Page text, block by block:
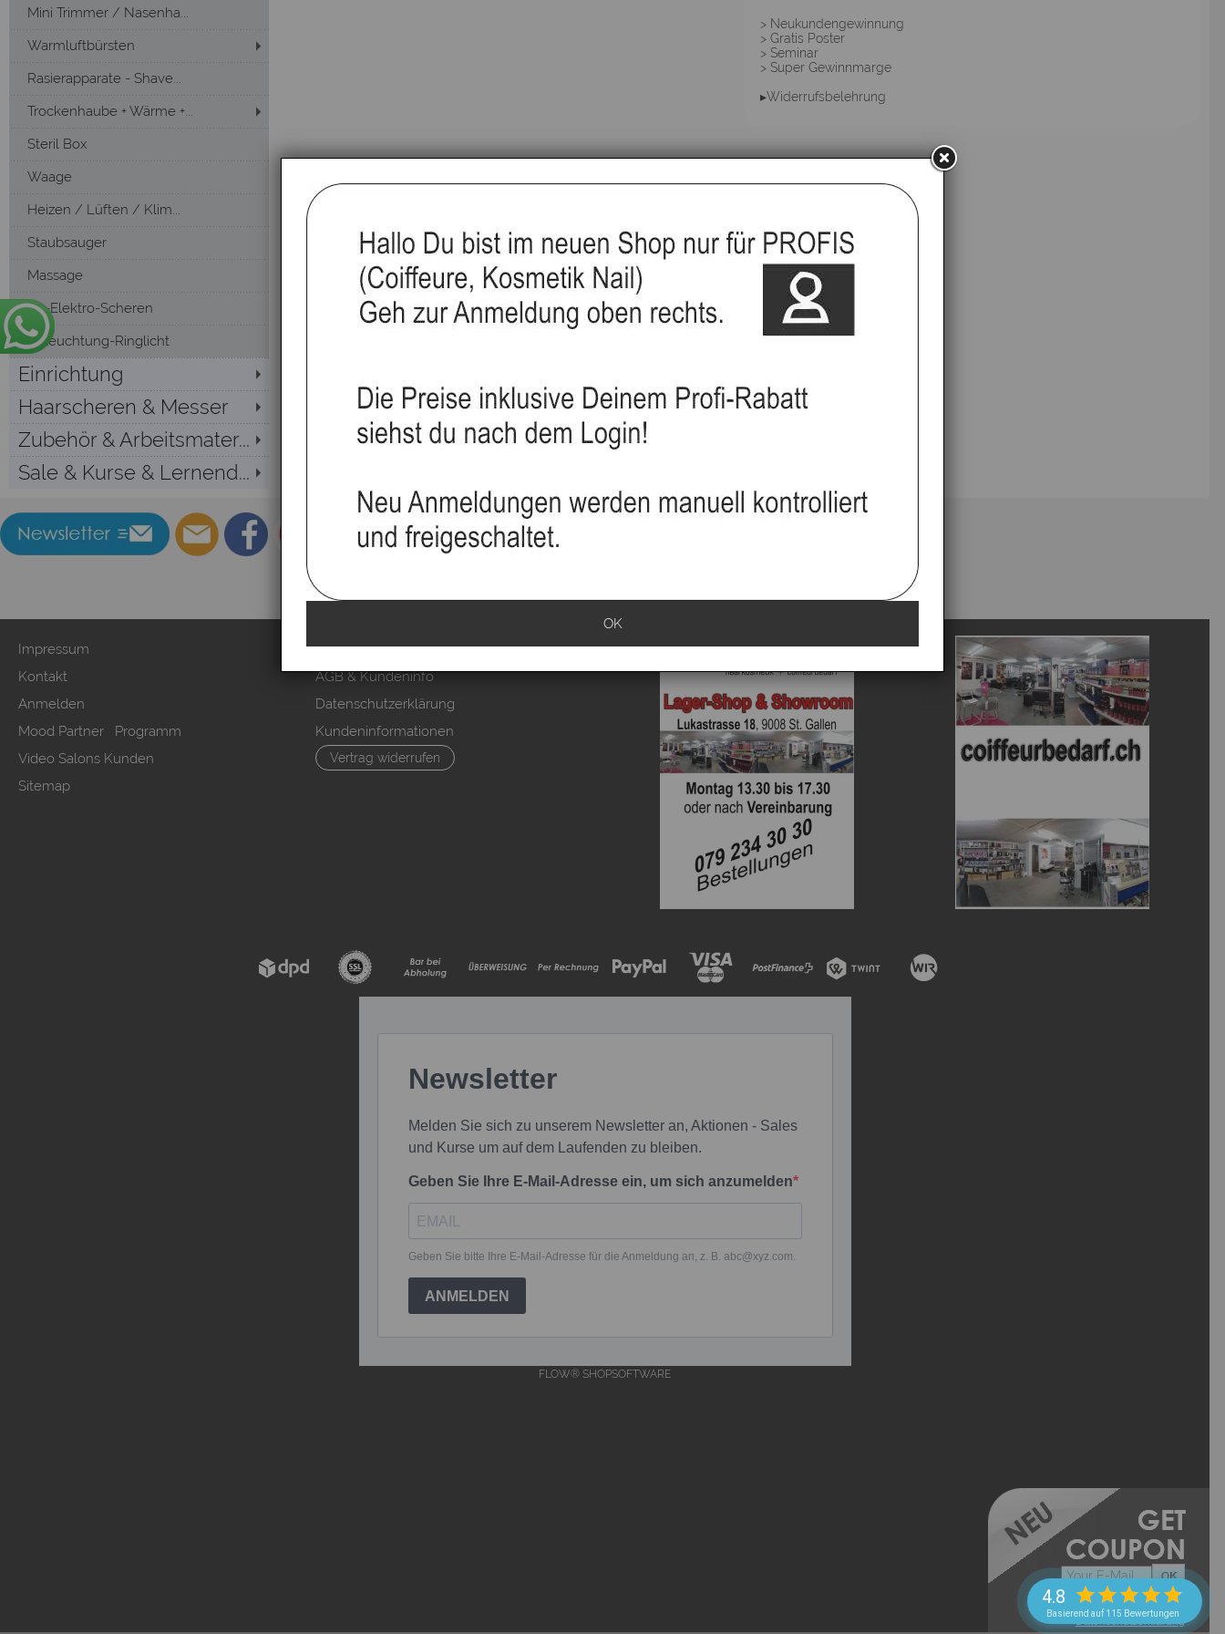
Mini Trimmer / Nasenha...
Warmluftbürsten
Rasierapparate - Shave...
Trockenhaube + Wärme +...
Steril Box
Waage
Heizen / Lüften / Klim...
Staubsauger
Massage
Öl -Elektro-Scheren
Beleuchtung-Ringlicht
Einrichtung
Haarscheren & Messer
Zubehör & Arbeitsmater...
Sale & Kurse & Lernend...
> Neukundengewinnung
> Gratis Poster
> Seminar
> Super Gewinnmarge
▸Widerrufsbelehrung
Impressum
Kontakt
Anmelden
Mood Partner Programm
Video Salons Kunden
Sitemap
Zahlung & Versand
AGB & Kundeninfo
Datenschutzerklärung
Kundeninformationen
Vertrag widerrufen
FLOW® SHOPSOFTWARE
->Datenschutzerklärung
OK